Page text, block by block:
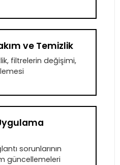
ve Temizlik
filtrelerin değişimi,
sorunlarının
güncellemeleri